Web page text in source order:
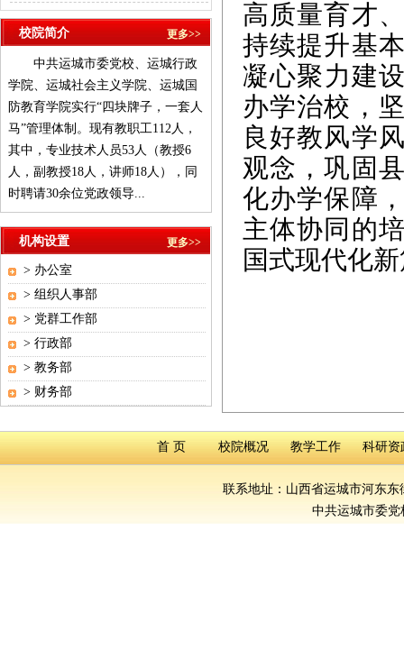
高质量育才
持续提升基
凝心聚力建
办学治校，
良好教风学
观念，巩固
化办学保障
主体协同的
国式现代化
校院简介 更多>>
中共运城市委党校、运城行政
学院、运城社会主义学院、运城国
防教育学院实行“四块牌子，一套人
马”管理体制。现有教职工112人，
其中，专业技术人员53人（教授6
人，副教授18人，讲师18人），同
时聘请30余位党政领导...
机构设置 更多>>
> 办公室
> 组织人事部
> 党群工作部
> 行政部
> 教务部
> 财务部
首 页 校院概况 教学工作 科研资
联系地址：山西省运城市河东东
中共运城市委